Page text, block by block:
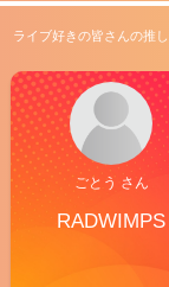
ライブ好きの皆さんの推
ごとう さん
RADWIMPS